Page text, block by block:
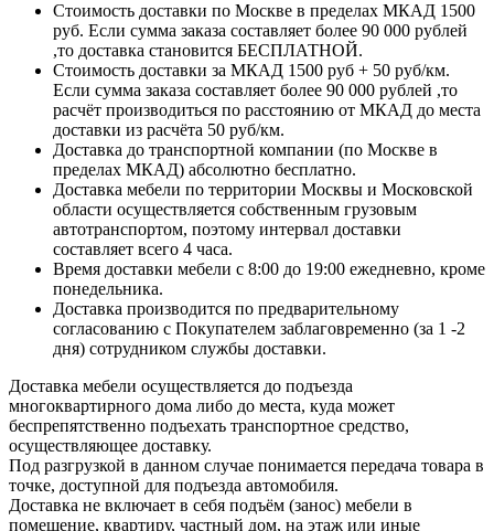
Стоимость доставки по Москве в пределах МКАД 1500
руб. Если сумма заказа составляет более 90 000 рублей
,то доставка становится БЕСПЛАТНОЙ.
Стоимость доставки за МКАД 1500 руб + 50 руб/км.
Если сумма заказа составляет более 90 000 рублей ,то
расчёт производиться по расстоянию от МКАД до места
доставки из расчёта 50 руб/км.
Доставка до транспортной компании (по Москве в
пределах МКАД) абсолютно бесплатно.
Доставка мебели по территории Москвы и Московской
области осуществляется собственным грузовым
автотранспортом, поэтому интервал доставки
составляет всего 4 часа.
Время доставки мебели с 8:00 до 19:00 ежедневно, кроме
понедельника.
Доставка производится по предварительному
согласованию с Покупателем заблаговременно (за 1 -2
дня) сотрудником службы доставки.
Доставка мебели осуществляется до подъезда
многоквартирного дома либо до места, куда может
беспрепятственно подъехать транспортное средство,
осуществляющее доставку.
Под разгрузкой в данном случае понимается передача товара в
точке, доступной для подъезда автомобиля.
Доставка не включает в себя подъём (занос) мебели в
помещение, квартиру, частный дом, на этаж или иные